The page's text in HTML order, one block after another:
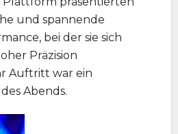
und spannende
bei der sie sich
Präzision
Auftritt war ein
Abends.